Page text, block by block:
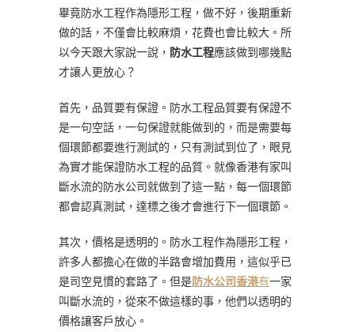
畢竟防水工程作為隱形工程，做不好，後期重新
做的話，不僅會比較麻煩，花費也會比較大。所
以今天跟大家說一說， 防水工程應該做到哪幾點
才讓人更放心？
首先，品質要有保證。防水工程品質要有保證不
是一句空話，一句保證就能做到的，而是需要每
個環節都要進行測試的，只有測試到位了，眼見
為實才能保證防水工程的品質。就像香港有家叫
斷水流的防水公司就做到了這一點，每一個環節
都會認真測試，達標之後才會進行下一個環節。
其次，價格是透明的。防水工程作為隱形工程，
許多人都擔心在做的半路會增加費用，這似乎已
是司空見慣的套路了。但是防水公司香港有一家
叫斷水流的，從來不做這樣的事，他們以透明的
價格讓客戶放心。